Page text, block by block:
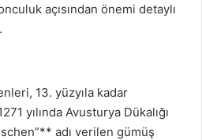
açısından önemi detaylı
13. yüzyıla kadar
yılında Avusturya Dükalığı
adı verilen gümüş